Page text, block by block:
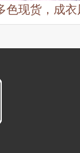
色现货，成